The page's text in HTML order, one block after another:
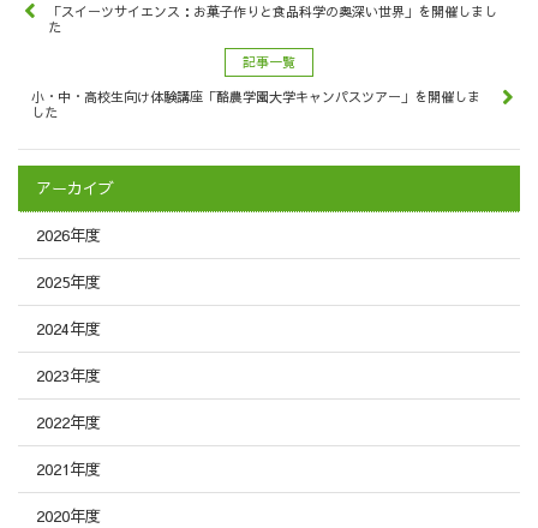
「スイーツサイエンス：お菓子作りと食品科学の奥深い世界」を開催しまし
た
記事一覧
小・中・高校生向け体験講座「酪農学園大学キャンパスツアー」を開催しま
した
アーカイブ
2026年度
2025年度
2024年度
2023年度
2022年度
2021年度
2020年度